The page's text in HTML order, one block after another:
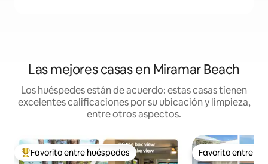
Las mejores casas en Miramar Beach
Los huéspedes están de acuerdo: estas casas tienen
excelentes calificaciones por su ubicación y limpieza,
entre otros aspectos.
De los mejores en Favorito entre huéspedes
Favorito entre huéspedes Favorito entre
Favorito entre